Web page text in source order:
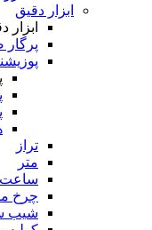
ابزار دقیق
ابزار
پرگار
تراز
متر
ساعت
چرخ
شیب